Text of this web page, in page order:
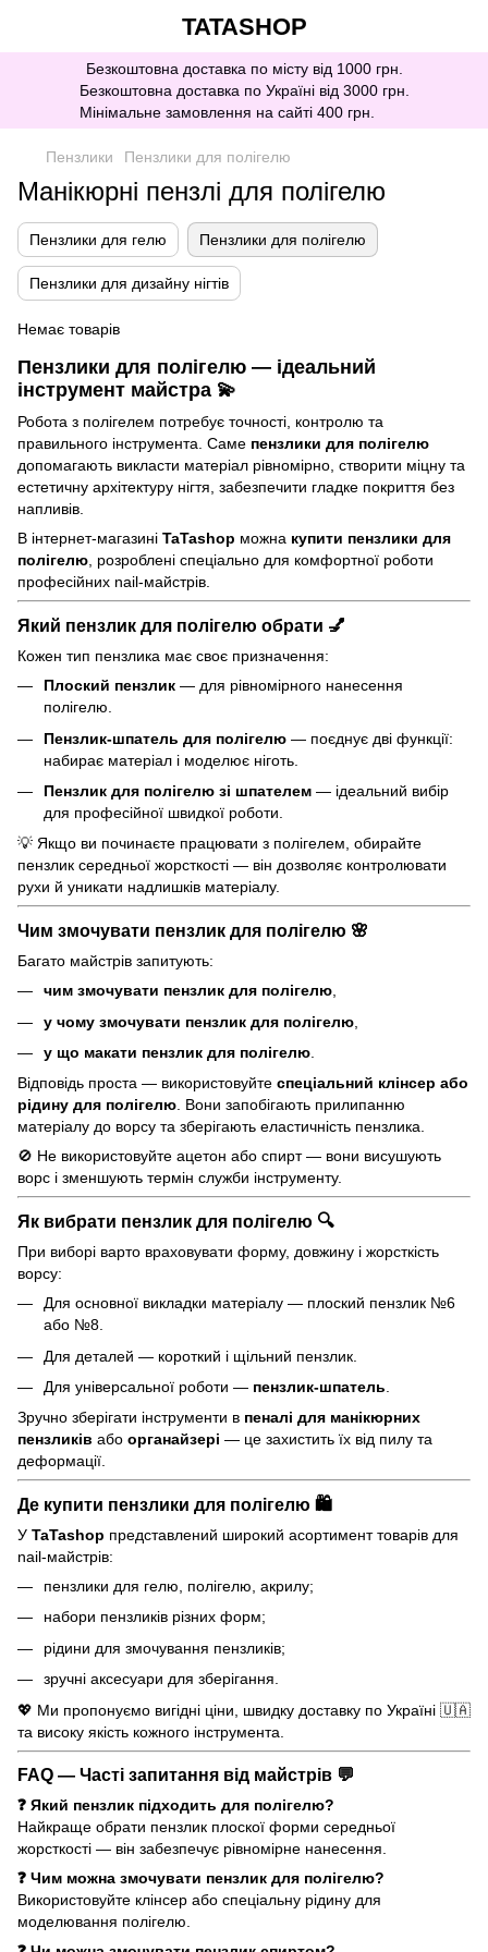
TATASHOP
Безкоштовна доставка по місту від 1000 грн.
Безкоштовна доставка по Україні від 3000 грн.
Мінімальне замовлення на сайті 400 грн.
Пензлики Пензлики для полігелю
Манікюрні пензлі для полігелю
Пензлики для гелю Пензлики для полігелю
Пензлики для дизайну нігтів
Немає товарів
Пензлики для полігелю — ідеальний
інструмент майстра 💫
Робота з полігелем потребує точності, контролю та
правильного інструмента. Саме пензлики для полігелю
допомагають викласти матеріал рівномірно, створити міцну та
естетичну архітектуру нігтя, забезпечити гладке покриття без
напливів.
В інтернет-магазині TaTashop можна купити пензлики для
полігелю, розроблені спеціально для комфортної роботи
професійних nail-майстрів.
Який пензлик для полігелю обрати 💅
Кожен тип пензлика має своє призначення:
Плоский пензлик — для рівномірного нанесення
полігелю.
Пензлик-шпатель для полігелю — поєднує дві функції:
набирає матеріал і моделює ніготь.
Пензлик для полігелю зі шпателем — ідеальний вибір
для професійної швидкої роботи.
💡 Якщо ви починаєте працювати з полігелем, обирайте
пензлик середньої жорсткості — він дозволяє контролювати
рухи й уникати надлишків матеріалу.
Чим змочувати пензлик для полігелю 🌸
Багато майстрів запитують:
чим змочувати пензлик для полігелю
у чому змочувати пензлик для полігелю
у що макати пензлик для полігелю
Відповідь проста — використовуйте спеціальний клінсер або
рідину для полігелю. Вони запобігають прилипанню
матеріалу до ворсу та зберігають еластичність пензлика.
🚫 Не використовуйте ацетон або спирт — вони висушують
ворс і зменшують термін служби інструменту.
Як вибрати пензлик для полігелю 🔍
При виборі варто враховувати форму, довжину і жорсткість
ворсу:
Для основної викладки матеріалу — плоский пензлик №6
або №8.
Для деталей — короткий і щільний пензлик.
Для універсальної роботи — пензлик-шпатель
Зручно зберігати інструменти в пеналі для манікюрних
пензликів або органайзері — це захистить їх від пилу та
деформації.
Де купити пензлики для полігелю 🛍️
У TaTashop представлений широкий асортимент товарів для
nail-майстрів:
пензлики для гелю, полігелю, акрилу;
набори пензликів різних форм;
рідини для змочування пензликів;
зручні аксесуари для зберігання.
💖 Ми пропонуємо вигідні ціни, швидку доставку по Україні 🇺🇦
та високу якість кожного інструмента.
FAQ — Часті запитання від майстрів 💬
❓ Який пензлик підходить для полігелю?
Найкраще обрати пензлик плоскої форми середньої
жорсткості — він забезпечує рівномірне нанесення.
❓ Чим можна змочувати пензлик для полігелю?
Використовуйте клінсер або спеціальну рідину для
моделювання полігелю.